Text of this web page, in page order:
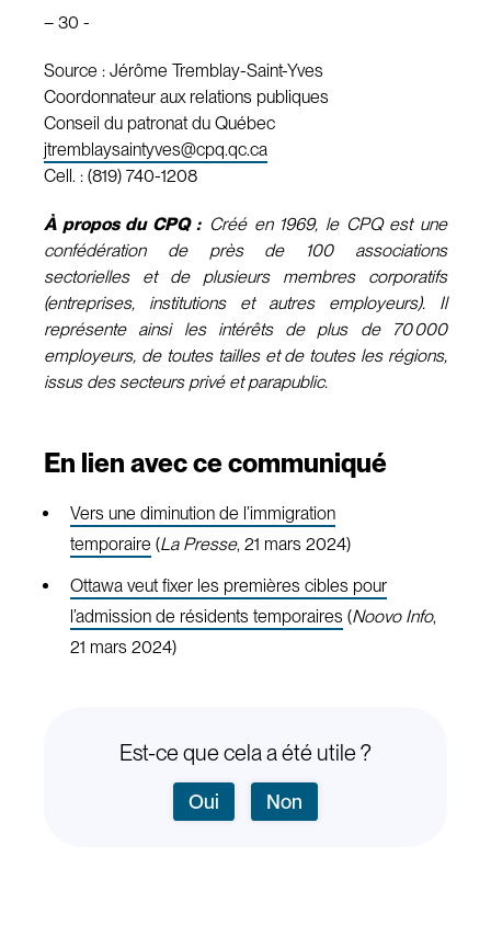
– 30 -
Source : Jérôme Tremblay-Saint-Yves
Coordonnateur aux relations publiques
Conseil du patronat du Québec
jtremblaysaintyves@cpq.qc.ca
Cell. : (819) 740-1208
À propos du CPQ :Créé en 1969, le CPQ est une
confédération de près de 100 associations
sectorielles et de plusieurs membres corporatifs
(entreprises, institutions et autres employeurs). Il
représente ainsi les intérêts de plus de 70 000
employeurs, de toutes tailles et de toutes les régions,
issus des secteurs privé et parapublic.
En lien avec ce communiqué
Vers une diminution de l’immigration
temporaire (La Presse, 21 mars 2024)
Ottawa veut fixer les premières cibles pour
l’admission de résidents temporaires (Noovo Info,
21 mars 2024)
Est-ce que cela a été utile ?
Oui Non